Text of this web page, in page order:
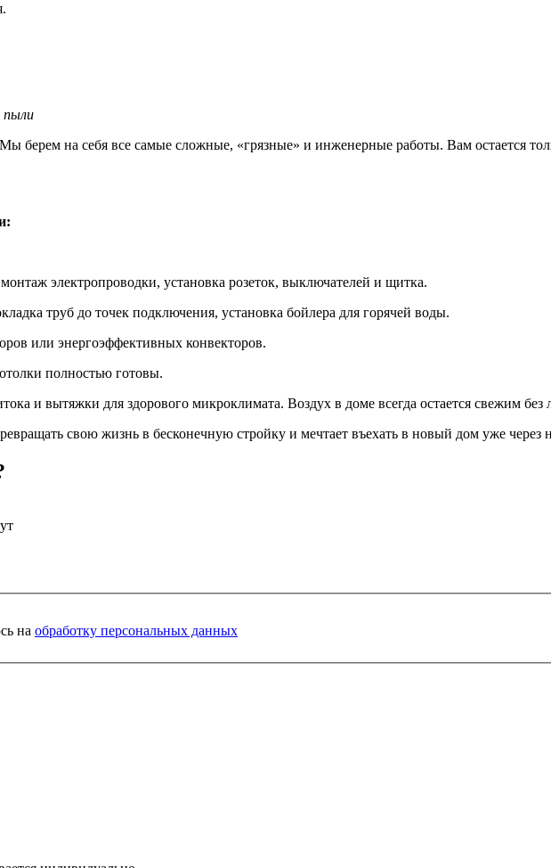
пыли
берем на себя все самые сложные, «грязные» и инженерные работы. Вам остается
электропроводки, установка розеток, выключателей и щитка.
труб до точек подключения, установка бойлера для горячей воды.
или энергоэффективных конвекторов.
полностью готовы.
и вытяжки для здорового микроклимата. Воздух в доме всегда остается свежим
свою жизнь в бесконечную стройку и мечтает въехать в новый дом уже через
на обработку персональных данных